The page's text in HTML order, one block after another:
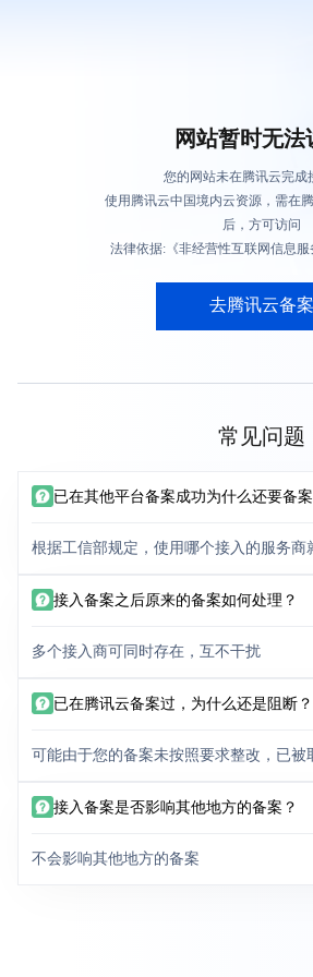
网站暂时无法
您的网站未在腾讯云完成
使用腾讯云中国境内云资源，需在
后，方可访问
法律依据:《非经营性互联网信息服
去腾讯云备案
常见问题
已在其他平台备案成功为什么还要备案
根据工信部规定，使用哪个接入的服务商
接入备案之后原来的备案如何处理？
多个接入商可同时存在，互不干扰
已在腾讯云备案过，为什么还是阻断？
可能由于您的备案未按照要求整改，已被
接入备案是否影响其他地方的备案？
不会影响其他地方的备案